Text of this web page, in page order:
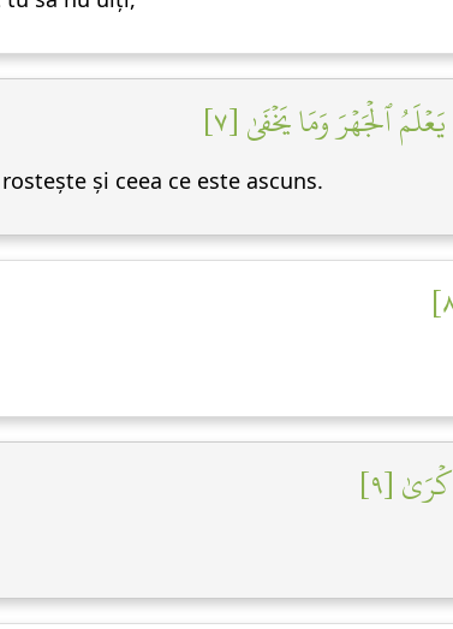
ٱلۡجَهۡرَ وَمَا يَخۡفَىٰ [٧]
și ceea ce este ascuns.
[٩]